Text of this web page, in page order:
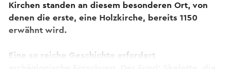
Kirchen standen an diesem besonderen Ort, von
denen die erste, eine Holzkirche, bereits 1150
erwähnt wird.
Eine so reiche Geschichte erfordert